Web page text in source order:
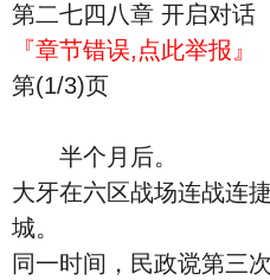
第二七四八章 开启对话
『章节错误,点此举报』
第(1/3)页
半个月后。
大牙在六区战场连战连
城。
同一时间，民政谠第三